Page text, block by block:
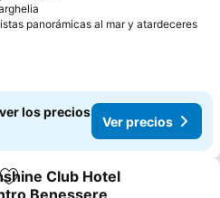
panorámicas al mar y atardeceres
los precios
Ver precios
Añadir a favoritos
Club Hotel
Benessere